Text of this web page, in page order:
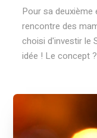
Pour sa
rencontre des
choisi d'investir le
idée ! Le concept